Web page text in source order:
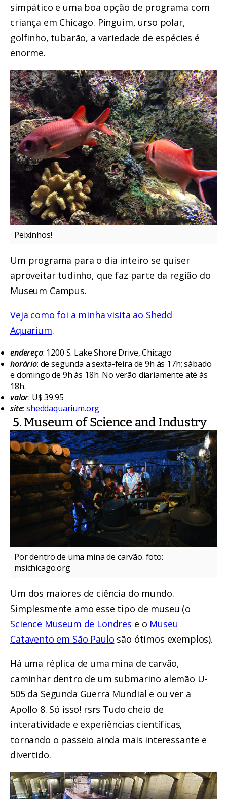
simpático e uma boa opção de programa com
criança em Chicago. Pinguim, urso polar,
golfinho, tubarão, a variedade de espécies é
enorme.
Peixinhos!
Um programa para o dia inteiro se quiser
aproveitar tudinho, que faz parte da região do
Museum Campus.
Veja como foi a minha visita ao Shedd
Aquarium.
endereço: 1200 S. Lake Shore Drive, Chicago
horário: de segunda a sexta-feira de 9h às 17h; sábado
e domingo de 9h às 18h. No verão diariamente até às
18h.
valor: U$ 39.95
site:sheddaquarium.org
5. Museum of Science and Industry
Por dentro de uma mina de carvão. foto:
msichicago.org
Um dos maiores de ciência do mundo.
Simplesmente amo esse tipo de museu (o
Science Museum de Londres e o Museu
Catavento em São Paulo são ótimos exemplos).
Há uma réplica de uma mina de carvão,
caminhar dentro de um submarino alemão U-
505 da Segunda Guerra Mundial e ou ver a
Apollo 8. Só isso! rsrs Tudo cheio de
interatividade e experiências científicas,
tornando o passeio ainda mais interessante e
divertido.